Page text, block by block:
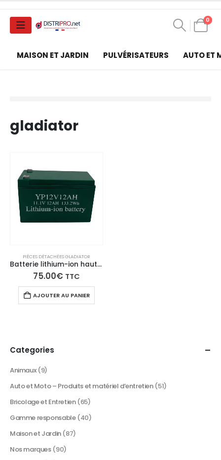
0
MAISON ET JARDIN PULVÉRISATEURS AUTO ET
gladiator
PIÈCES DÉTACHÉES GLADIATOR
Batterie lithium-ion haute performance 12V pour pulvérisateur électrique Gladiator – Autonomie de 6 heures – Charge rapide
75.00€ TTC
AJOUTER AU PANIER
Categories
Animaux (9)
Auto et Moto – Produits et matériel d’entretien (51)
Bricolage et Entretien (65)
Gamme responsable (40)
Maison et Jardin (87)
Nos marques (90)